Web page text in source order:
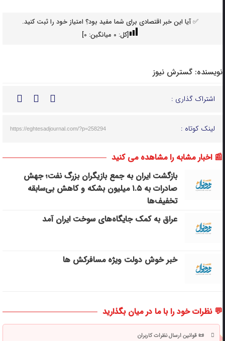
✅ آیا این خبر اقتصادی برای شما مفید بود؟ امتیاز خود را ثبت کنید.
[کل: 0میانگین: 0
]
نویسنده: گسترش نیوز
اشتراک گذاری :
لینک کوتاه : https://eghtesadjournal.com/?p=258294
📰 اخبار مشابه را مشاهده می کنید
بازگشت ایران به جمع بازیگران بزرگ نفت؛ جهش
صادرات به ۱.۵ میلیون بشکه و کاهش بی‌سابقه
تخفیف‌ها
عراق به کمک جایگاه‌های سوخت ایران آمد
خبر خوش دولت ویژه مسافرکش‌ ها
💬 نظرات خود را با ما در میان بگذارید
📜 قوانین ارسال نظرات کاربران